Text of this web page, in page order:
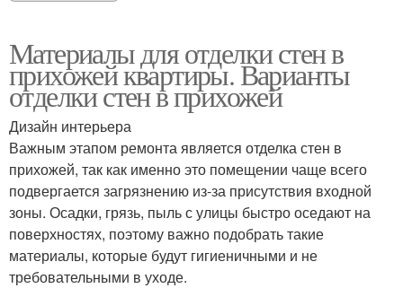
Материалы для отделки стен в
прихожей квартиры. Варианты
отделки стен в прихожей
Дизайн интерьера
Важным этапом ремонта является отделка стен в
прихожей, так как именно это помещении чаще всего
подвергается загрязнению из-за присутствия входной
зоны. Осадки, грязь, пыль с улицы быстро оседают на
поверхностях, поэтому важно подобрать такие
материалы, которые будут гигиеничными и не
требовательными в уходе.